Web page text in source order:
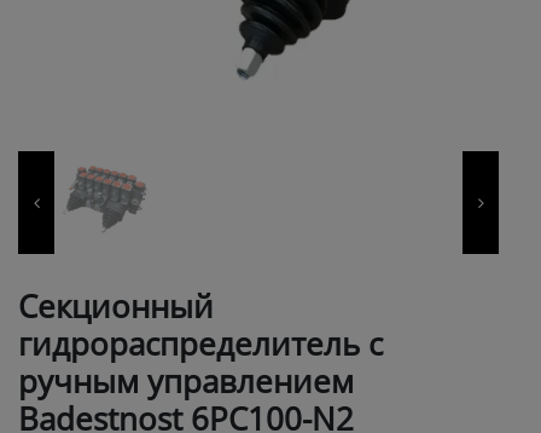
Секционный
гидрораспределитель с
ручным управлением
Badestnost 6РС100-N2